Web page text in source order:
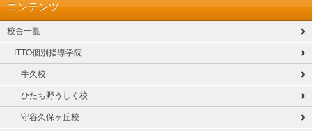
コンテンツ
校舎一覧
ITTO個別指導学院
牛久校
ひたち野うしく校
守谷久保ヶ丘校